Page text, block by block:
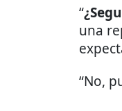
“
una
“No,